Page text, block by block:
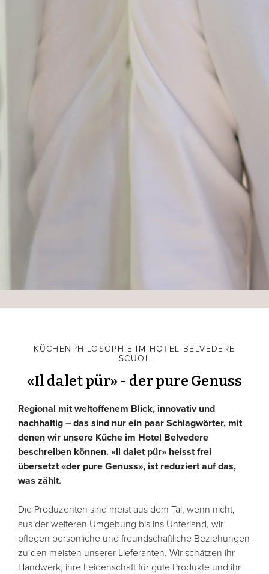
KÜCHENPHILOSOPHIE IM HOTEL BELVEDERE
SCUOL
«Il dalet pür» - der pure Genuss
Regional mit weltoffenem Blick, innovativ und
nachhaltig – das sind nur ein paar Schlagwörter, mit
denen wir unsere Küche im Hotel Belvedere
beschreiben können. «Il dalet pür» heisst frei
übersetzt «der pure Genuss», ist reduziert auf das,
was zählt.
Die Produzenten sind meist aus dem Tal, wenn nicht,
aus der weiteren Umgebung bis ins Unterland, wir
pflegen persönliche und freundschaftliche Beziehungen
zu den meisten unserer Lieferanten. Wir schätzen ihr
Handwerk, ihre Leidenschaft für gute Produkte und ihr